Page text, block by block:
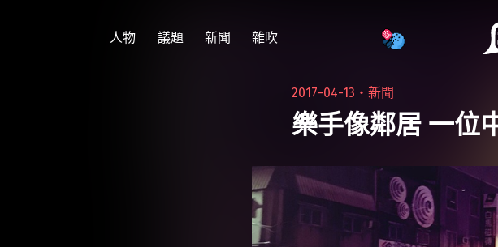
人物 議題 新聞 雜吹
2017-04-13・新聞
樂手像鄰居 一位